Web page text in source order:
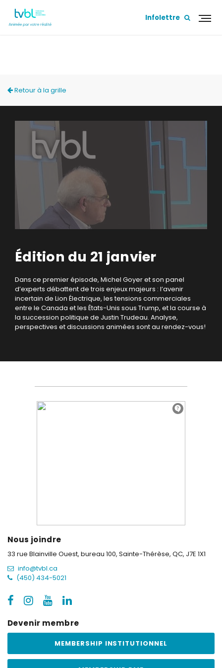
Infolettre
Retour à la grille
Édition du 21 janvier
Dans ce premier épisode, Michel Goyer et son panel
d’experts débattent de trois enjeux majeurs : l’avenir
incertain de Lion Électrique, les tensions commerciales
entre le Canada et les États-Unis sous Trump, et la course à
la succession politique de Justin Trudeau. Analyse,
perspectives et discussions animées sont au rendez-vous!
Nous joindre
33 rue Blainville Ouest, bureau 100, Sainte-Thérèse, QC, J7E 1X1
info@tvbl.ca
(450) 434-5021
Devenir membre
MEMBERSHIP INSTITUTIONNEL